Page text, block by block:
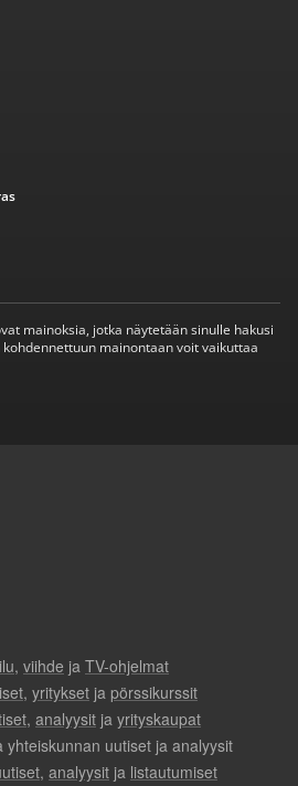
mainoksia, jotka näytetään sinulle hakusi
mainontaan voit vaikuttaa